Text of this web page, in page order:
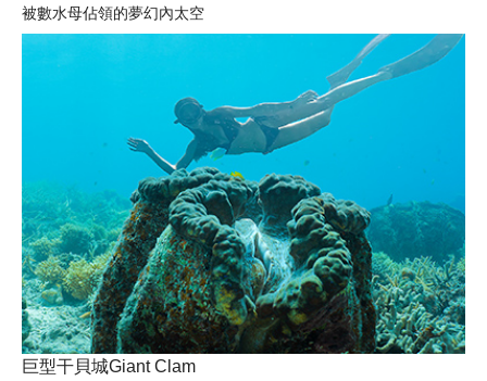
被數水母佔領的夢幻內太空
巨型干貝城Giant Clam